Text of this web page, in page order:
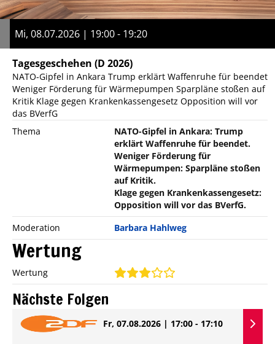
Mi, 08.07.2026 | 19:00 - 19:20
Tagesgeschehen (D 2026)
NATO-Gipfel in Ankara Trump erklärt Waffenruhe für beendet
Weniger Förderung für Wärmepumpen Sparpläne stoßen auf
Kritik Klage gegen Krankenkassengesetz Opposition will vor
das BVerfG
Thema
NATO-Gipfel in Ankara: Trump
erklärt Waffenruhe für beendet.
Weniger Förderung für
Wärmepumpen: Sparpläne stoßen
auf Kritik.
Klage gegen Krankenkassengesetz:
Opposition will vor das BVerfG.
Moderation
Barbara Hahlweg
Wertung
Wertung
Nächste Folgen
Fr, 07.08.2026 | 17:00 - 17:10